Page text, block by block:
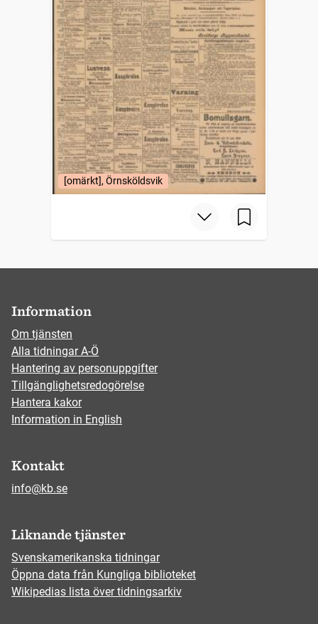
[omärkt], Örnsköldsvik
Information
Om tjänsten
Alla tidningar A-Ö
Hantering av personuppgifter
Tillgänglighetsredogörelse
Hantera kakor
Information in English
Kontakt
info@kb.se
Liknande tjänster
Svenskamerikanska tidningar
Öppna data från Kungliga biblioteket
Wikipedias lista över tidningsarkiv